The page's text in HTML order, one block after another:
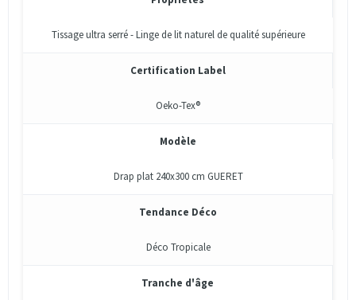
Tissage ultra serré - Linge de lit naturel de qualité supérieure
Certification Label
Oeko-Tex®
Modèle
Drap plat 240x300 cm GUERET
Tendance Déco
Déco Tropicale
Tranche d'âge